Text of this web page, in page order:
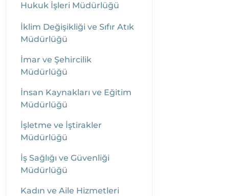
Hukuk İşleri Müdürlüğü
İklim Değişikliği ve Sıfır Atık
Müdürlüğü
İmar ve Şehircilik
Müdürlüğü
İnsan Kaynakları ve Eğitim
Müdürlüğü
İşletme ve İştirakler
Müdürlüğü
İş Sağlığı ve Güvenliği
Müdürlüğü
Kadın ve Aile Hizmetleri